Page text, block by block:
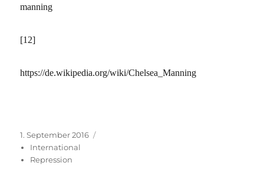
manning
[12]
https://de.wikipedia.org/wiki/Chelsea_Manning
Veröffentlicht
am
1. September 2016
International
Repression